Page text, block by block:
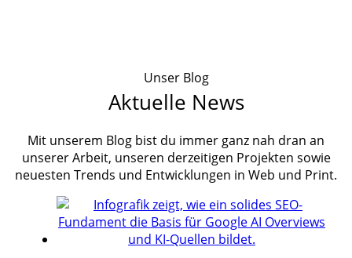
Unser Blog
Aktuelle News
Mit unserem Blog bist du immer ganz nah dran an
unserer Arbeit, unseren derzeitigen Projekten sowie
neuesten Trends und Entwicklungen in Web und Print.